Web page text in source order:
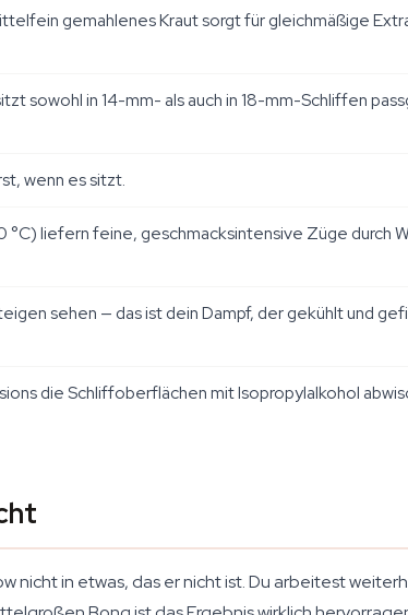
gemahlenes Kraut sorgt für gleichmäßige
sowohl in 14-mm- als auch in 18-mm-Schliffen
wenn es sitzt.
liefern feine, geschmacksintensive Züge durch
sehen — das ist dein Dampf, der gekühlt und
die Schliffoberflächen mit Isopropylalkohol
in etwas, das er nicht ist. Du arbeitest